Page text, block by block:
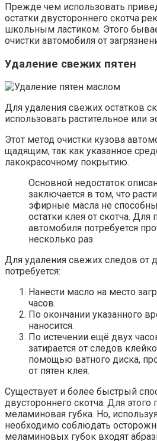
Прежде чем использовать
остатки двустороннего скотча
школьным ластиком. Этого
очистки автомобиля от
Удаление свежих пятен
Для удаления свежих остатков
использовать растительное или
Этот метод очистки кузова
щадящим, так как указанное
лакокрасочному покрытию.
Основной недостаток
заключается в том, что
эфирные масла не способны
остатки клея от скотча. Для
автомобиля потребуется
несколько раз.
Для удаления свежих следов от
потребуется:
Нанести масло на место
часов.
По окончании указанного
наносится.
По истечении ещё двух
затирается от следов
помощью ватного диска,
от пятен клея.
Существует и более быстрый
двустороннего скотча. Для этого
меламиновая губка. Но,
необходимо соблюдать
меламиновых губок входят